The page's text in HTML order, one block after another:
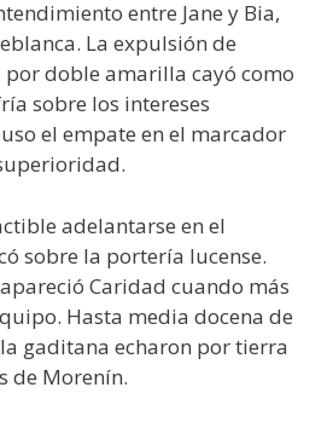
entre Jane y Bia,
La expulsión de
doble amarilla cayó como
sobre los intereses
el empate en el marcador
adelantarse en el
sobre la portería lucense.
Caridad cuando más
Hasta media docena de
gaditana echaron por tierra
de Morenín.